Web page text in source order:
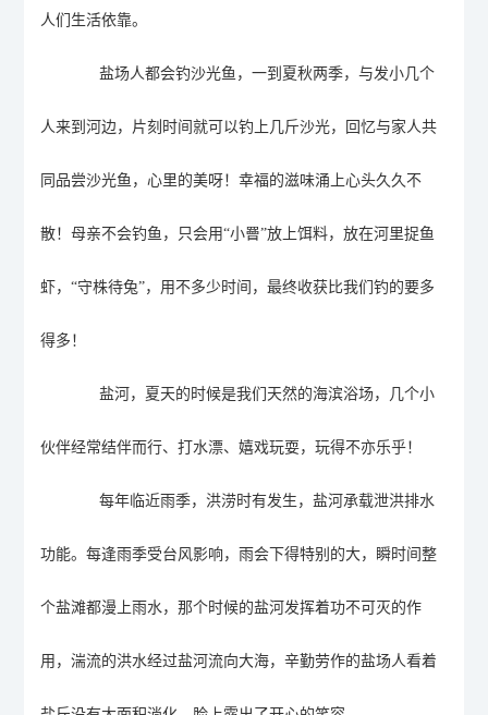
人们生活依靠。
盐场人都会钓沙光鱼，一到夏秋两季，与发小几个
人来到河边， 片刻时间就可以钓上几斤沙光，回忆与家人共
同品尝沙光鱼，心里的美呀！幸福的滋味涌上心头久久不
散！母亲不会钓鱼，只会用“小罾”放上饵料，放在河里捉鱼
虾，“守株待兔”，用不多少时间，最终收获 比我们钓的要多
得多 ！
盐河，夏天的时候是我们天然的海滨浴场，几个小
伙伴经常结伴而行、打水漂、嬉戏玩耍，玩得不亦乐乎！
每年临近雨季，洪涝时有发生，盐河承载泄洪排水
功能。每逢雨季受台风影响， 雨会 下得特别的大，瞬时间整
个盐滩都漫上雨水，那个时候的盐河发挥着功不可灭的作
用，湍流的洪水经过盐河流向大海，辛勤劳作的盐场人看着